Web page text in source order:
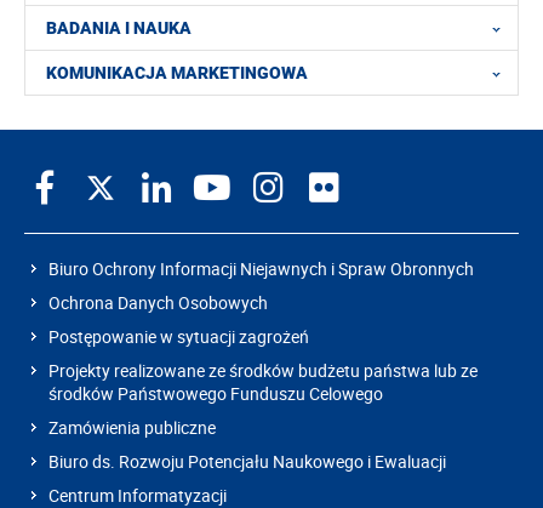
BADANIA I NAUKA
KOMUNIKACJA MARKETINGOWA
Biuro Ochrony Informacji Niejawnych i Spraw Obronnych
Ochrona Danych Osobowych
Postępowanie w sytuacji zagrożeń
Projekty realizowane ze środków budżetu państwa lub ze
środków Państwowego Funduszu Celowego
Zamówienia publiczne
Biuro ds. Rozwoju Potencjału Naukowego i Ewaluacji
Centrum Informatyzacji